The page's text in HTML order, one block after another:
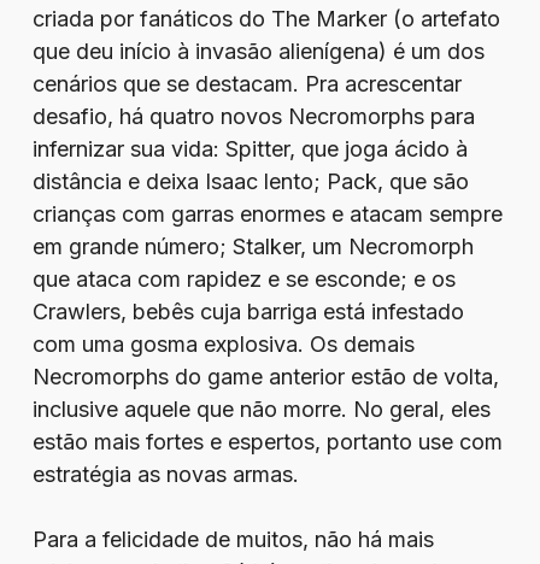
criada por fanáticos do The Marker (o artefato
que deu início à invasão alienígena) é um dos
cenários que se destacam. Pra acrescentar
desafio, há quatro novos Necromorphs para
infernizar sua vida: Spitter, que joga ácido à
distância e deixa Isaac lento; Pack, que são
crianças com garras enormes e atacam sempre
em grande número; Stalker, um Necromorph
que ataca com rapidez e se esconde; e os
Crawlers, bebês cuja barriga está infestado
com uma gosma explosiva. Os demais
Necromorphs do game anterior estão de volta,
inclusive aquele que não morre. No geral, eles
estão mais fortes e espertos, portanto use com
estratégia as novas armas.
Para a felicidade de muitos, não há mais